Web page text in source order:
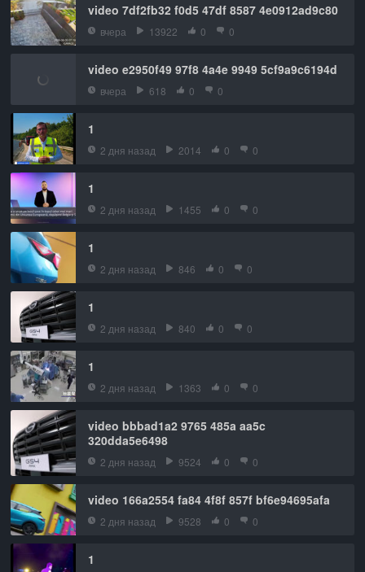
video 7df2fb32 f0d5 47df 8587 4e0912ad9c80
вчера 13922 0 0
video e2950f49 97f8 4a4e 9949 5cf9a9c6194d
вчера 618 0 0
1
2 дня назад 2014 0 0
1
2 дня назад 1455 0 0
1
2 дня назад 846 0 0
1
2 дня назад 840 0 0
1
2 дня назад 1363 0 0
video bbbad1a2 9765 485a aa5c
320dda5e6498
2 дня назад 9524 0 0
video 166a2554 fa84 4f8f 857f bf6e94695afa
2 дня назад 9528 0 0
1